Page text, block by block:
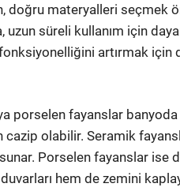
doğru materyalleri seçmek
uzun süreli kullanım için
artırmak
porselen fayanslar
cazip olabilir. Seramik
Porselen fayanslar ise
hem de zemini